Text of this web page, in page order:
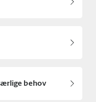
behov